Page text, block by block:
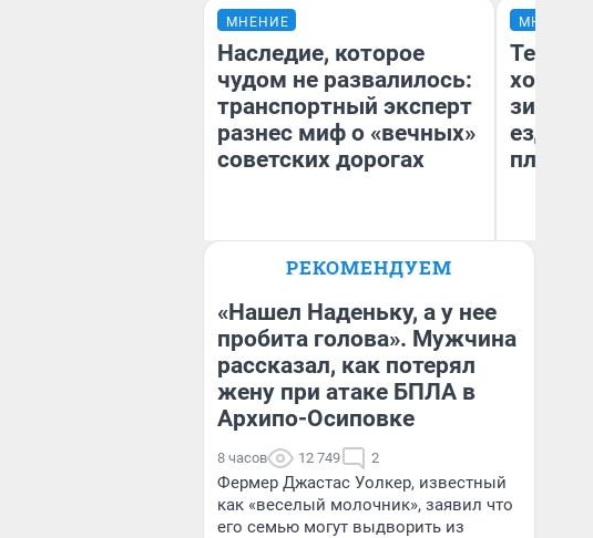
МНЕНИЕ
Наследие, которое
чудом не развалилось:
транспортный эксперт
разнес миф о «вечных»
советских дорогах
Блогер, предприниматель,
бизнесе
МНЕНИЕ
Тепло
зимой.
ездит
плюсы
РЕКОМЕНДУЕМ
«Нашел Наденьку, а у нее
пробита голова». Мужчина
рассказал, как потерял
жену при атаке БПЛА в
Архипо-Осиповке
8 часов 12 749 2
Фермер Джастас Уолкер, известный
как «веселый молочник», заявил что
его семью могут выдворить из